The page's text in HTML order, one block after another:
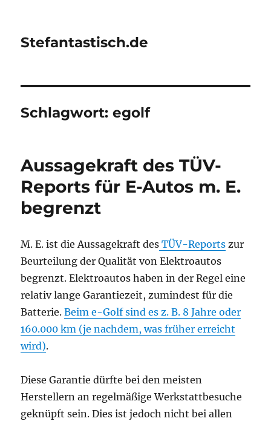
Stefantastisch.de
Schlagwort:egolf
Aussagekraft des TÜV-
Reports für E-Autos m. E.
begrenzt
M. E. ist die Aussagekraft des TÜV-Reports zur
Beurteilung der Qualität von Elektroautos
begrenzt. Elektroautos haben in der Regel eine
relativ lange Garantiezeit, zumindest für die
Batterie.Beim e-Golf sind es z. B. 8 Jahre oder
160.000 km (je nachdem, was früher erreicht
wird).
Diese Garantie dürfte bei den meisten
Herstellern an regelmäßige Werkstattbesuche
geknüpft sein. Dies ist jedoch nicht bei allen